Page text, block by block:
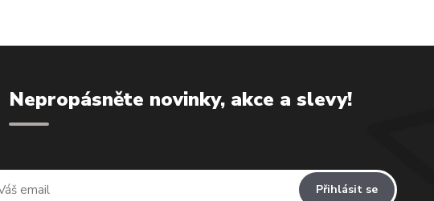
Nepropásněte novinky, akce a slevy!
Přihlásit se